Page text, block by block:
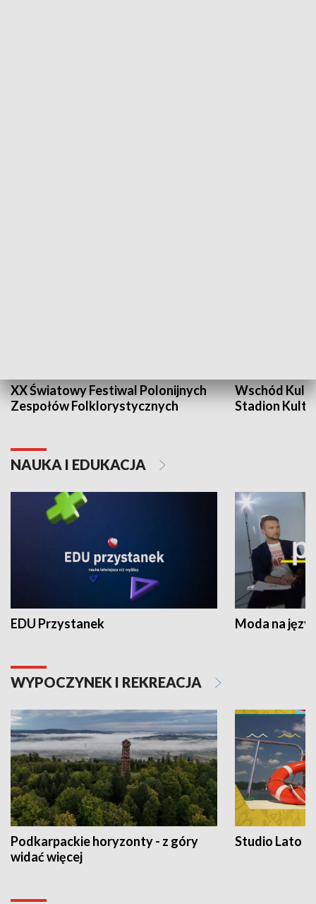
XX Światowy Festiwal Polonijnych
Zespołów Folklorystycznych
Wschód
Stadion
NAUKA I EDUKACJA
EDU Przystanek Moda na
WYPOCZYNEK I REKREACJA
Podkarpackie horyzonty - z góry
widać więcej
Studio Lato